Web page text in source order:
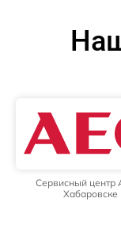
Сервисный центр
Хабаровске